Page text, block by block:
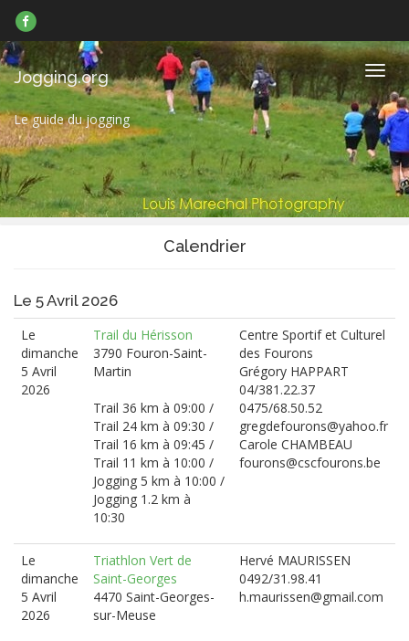
sur
Facebook
Jogging.org
Le guide du jogging
Calendrier
Le 5 Avril 2026
Le
dimanche
5 Avril
2026
Trail du Hérisson
3790 Fouron-Saint-
Martin
Trail 36 km à 09:00 /
Trail 24 km à 09:30 /
Trail 16 km à 09:45 /
Trail 11 km à 10:00 /
Jogging 5 km à 10:00 /
Jogging 1.2 km à
10:30
Centre Sportif et Culturel
des Fourons
Grégory HAPPART
04/381.22.37
0475/68.50.52
gregdefourons@yahoo.fr
Carole CHAMBEAU
fourons@cscfourons.be
Le
dimanche
5 Avril
2026
Triathlon Vert de
Saint-Georges
4470 Saint-Georges-
sur-Meuse
Hervé MAURISSEN
0492/31.98.41
h.maurissen@gmail.com